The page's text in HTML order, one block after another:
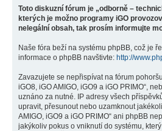
Toto diskuzní fórum je „odborně –
kterých je možno programy iGO
nelegální obsah, tak prosím informujte
Naše fóra beží na systému phpBB, což je
informace o phpBB navštivte: http://
Zavazujete se nepřispívat na fórum
iGO8, iGO AMIGO, iGO9 a iGO PRIMO“,
uznáno za nutné. IP adresy všech
upravit, přesunout nebo uzamknout
AMIGO, iGO9 a iGO PRIMO“ ani phpBB
jakýkoliv pokus o vniknutí do systému,